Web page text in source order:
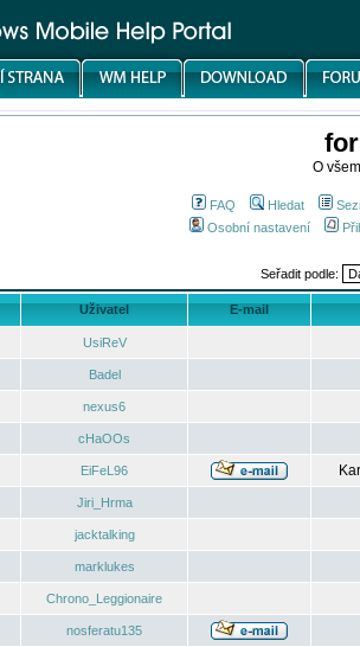
O
FAQ Hledat
Osobní nastavení
Seřadit podle:
Uživatel E-mail
UsiReV
Badel
nexus6
cHaOOs
EiFeL96
Jiri_Hrma
jacktalking
marklukes
Chrono_Leggionaire
nosferatu135